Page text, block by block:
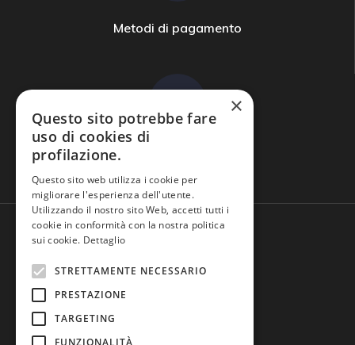
Metodi di pagamento
Domande frequenti
×
Questo sito potrebbe fare
uso di cookies di
profilazione.
Questo sito web utilizza i cookie per
migliorare l'esperienza dell'utente.
Utilizzando il nostro sito Web, accetti tutti i
cookie in conformità con la nostra politica
sui cookie. Dettaglio
STRETTAMENTE NECESSARIO
PRESTAZIONE
TARGETING
FUNZIONALITÀ